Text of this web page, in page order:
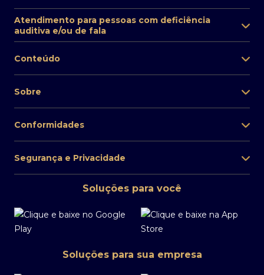
Atendimento para pessoas com deficiência
auditiva e/ou de fala
Conteúdo
Sobre
Conformidades
Segurança e Privacidade
Soluções para você
Soluções para sua empresa